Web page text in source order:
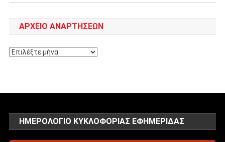
ΑΡΧΕΊΟ ΑΝΑΡΤΉΣΕΩΝ
Αρχείο
ΗΜΕΡΟΛΌΓΙΟ ΚΥΚΛΟΦΟΡΊΑΣ ΕΦΗΜΕΡΊΔΑΣ